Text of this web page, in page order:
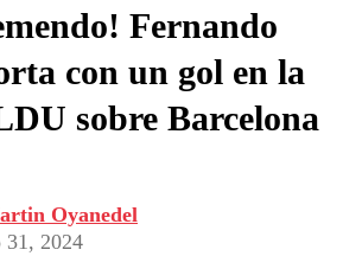
Fernando
con un gol en la
sobre Barcelona
Oyanedel
31, 2024